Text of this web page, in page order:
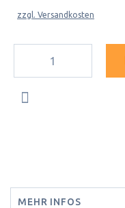
zzgl. Versandkosten
MEHR INFOS